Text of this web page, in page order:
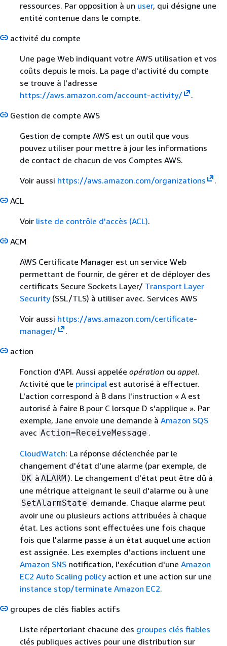
ressources. Par opposition à un user, qui désigne une
entité contenue dans le compte.
activité du compte
Une page Web indiquant votre AWS utilisation et vos
coûts depuis le mois. La page d'activité du compte
se trouve à l'adresse
https://aws.amazon.com/account-activity/
.
Gestion de compte AWS
Gestion de compte AWS est un outil que vous
pouvez utiliser pour mettre à jour les informations
de contact de chacun de vos Comptes AWS.
Voir aussi https://aws.amazon.com/organizations
.
ACL
Voir liste de contrôle d'accès (ACL).
ACM
AWS Certificate Manager est un service Web
permettant de fournir, de gérer et de déployer des
certificats Secure Sockets Layer/ Transport Layer
Security(SSL/TLS) à utiliser avec. Services AWS
Voir aussi https://aws.amazon.com/certificate-
manager/
.
action
Fonction d'API. Aussi appelée opérationou appel.
Activité que le principalest autorisé à effectuer.
L'action correspond à B dans l'instruction « A est
autorisé à faire B pour C lorsque D s'applique ». Par
exemple, Jane envoie une demande à Amazon SQS
avec Action=ReceiveMessage .
CloudWatch: La réponse déclenchée par le
changement d'état d'une alarme (par exemple, de
OK à ALARM ). Le changement d'état peut être dû à
une métrique atteignant le seuil d'alarme ou à une
SetAlarmState demande. Chaque alarme peut
avoir une ou plusieurs actions attribuées à chaque
état. Les actions sont effectuées une fois chaque
fois que l'alarme passe à un état auquel une action
est assignée. Les exemples d'actions incluent une
Amazon SNSnotification, l'exécution d'une Amazon
EC2 Auto Scaling policyaction et une action sur une
instance stop/terminate Amazon EC2.
groupes de clés fiables actifs
Liste répertoriant chacune des groupes clés fiables
clés publiques actives pour une distribution sur